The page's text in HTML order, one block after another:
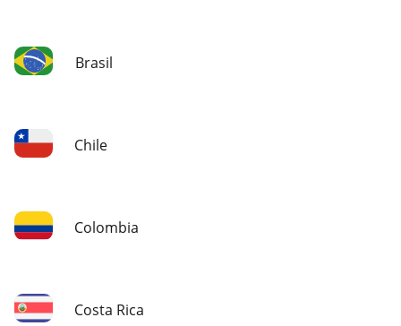
Brasil
Chile
Colombia
Costa Rica